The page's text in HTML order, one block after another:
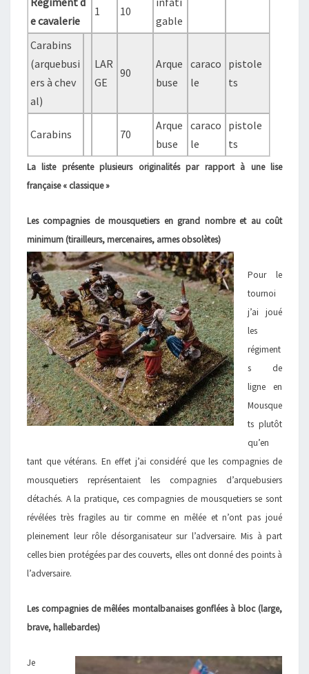
e cavalerie
1 10
gable
Carabins
(arquebusi
ers à chev
al)
LAR
GE
90
Arque
buse
caraco
le
pistole
ts
Carabins 70
Arque
buse
caraco
le
pistole
ts
La liste présente plusieurs originalités par rapport à une lise
française « classique »
Les compagnies de mousquetiers en grand nombre et au coût
minimum (tirailleurs, mercenaires, armes obsolètes)
Pour le
tournoi
j’ai joué
les
régiment
s de
ligne en
Mousque
ts plutôt
qu’en
tant que vétérans. En effet j’ai considéré que les compagnies de
mousquetiers représentaient les compagnies d’arquebusiers
détachés. A la pratique, ces compagnies de mousquetiers se sont
révélées très fragiles au tir comme en mêlée et n’ont pas joué
pleinement leur rôle désorganisateur sur l’adversaire. Mis à part
celles bien protégées par des couverts, elles ont donné des points à
l’adversaire.
Les compagnies de mêlées montalbanaises gonflées à bloc (large,
brave, hallebardes)
Je